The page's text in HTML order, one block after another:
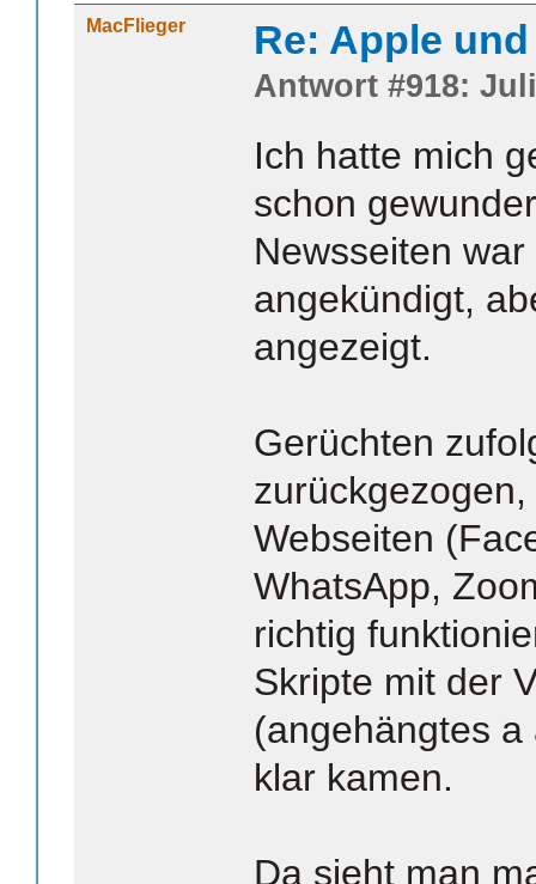
MacFlieger Re: Apple
Antwort #918:
Ich hatte mich
schon
Newsseiten
angekündigt,
angezeigt.
Gerüchten
Webseiten
WhatsApp,
richtig
Skripte mit der
(angehängtes
klar kamen.
Da sieht man